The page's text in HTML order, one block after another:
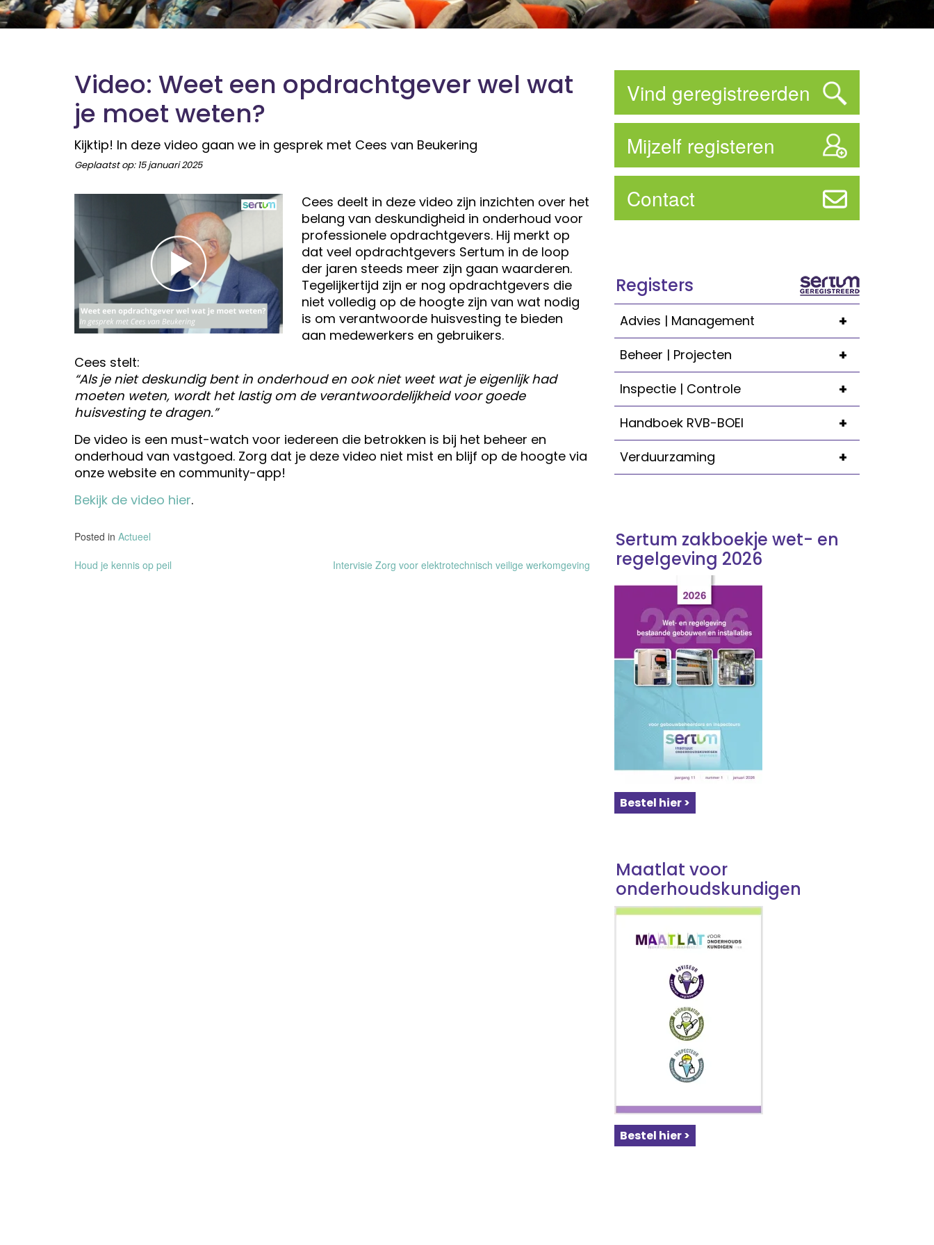
Video: Weet een opdrachtgever wel wat
je moet weten?
Kijktip! In deze video gaan we in gesprek met Cees van Beukering
Geplaatst op:15 januari 2025
Cees deelt in deze video zijn inzichten over het
belang van deskundigheid in onderhoud voor
professionele opdrachtgevers. Hij merkt op
dat veel opdrachtgevers Sertum in de loop
der jaren steeds meer zijn gaan waarderen.
Tegelijkertijd zijn er nog opdrachtgevers die
niet volledig op de hoogte zijn van wat nodig
is om verantwoorde huisvesting te bieden
aan medewerkers en gebruikers.
Cees stelt:
“Als je niet deskundig bent in onderhoud en ook niet weet wat je eigenlijk had
moeten weten, wordt het lastig om de verantwoordelijkheid voor goede
huisvesting te dragen.”
De video is een must-watch voor iedereen die betrokken is bij het beheer en
onderhoud van vastgoed. Zorg dat je deze video niet mist en blijf op de hoogte via
onze website en community-app!
Bekijk de video hier.
Posted in Actueel
Bericht
Houd je kennis op peil Intervisie Zorg voor elektrotechnisch veilige werkomgeving
Vind geregistreerden
Mijzelf registeren
Contact
Registers
+
Advies | Management
+
Beheer | Projecten
+
Inspectie | Controle
+
Handboek RVB-BOEI
+
Verduurzaming
Sertum zakboekje wet- en
regelgeving 2026
Bestel hier >
Maatlat voor
onderhoudskundigen
Bestel hier >